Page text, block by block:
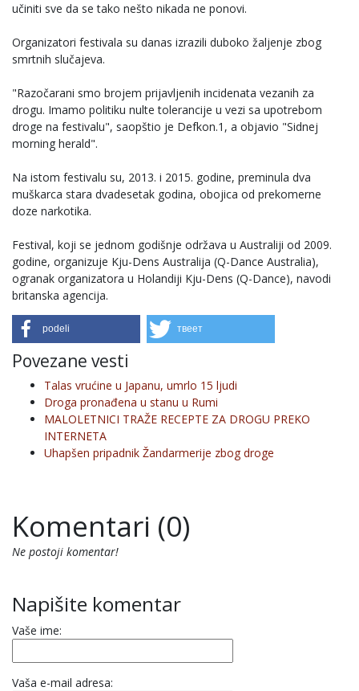
učiniti sve da se tako nešto nikada ne ponovi.
Organizatori festivala su danas izrazili duboko žaljenje zbog
smrtnih slučajeva.
"Razočarani smo brojem prijavljenih incidenata vezanih za
drogu. Imamo politiku nulte tolerancije u vezi sa upotrebom
droge na festivalu", saopštio je Defkon.1, a objavio "Sidnej
morning herald".
Na istom festivalu su, 2013. i 2015. godine, preminula dva
muškarca stara dvadesetak godina, obojica od prekomerne
doze narkotika.
Festival, koji se jednom godišnje održava u Australiji od 2009.
godine, organizuje Kju-Dens Australija (Q-Dance Australia),
ogranak organizatora u Holandiji Kju-Dens (Q-Dance), navodi
britanska agencija.
podeli твеет
Povezane vesti
Talas vrućine u Japanu, umrlo 15 ljudi
Droga pronađena u stanu u Rumi
MALOLETNICI TRAŽE RECEPTE ZA DROGU PREKO
INTERNETA
Uhapšen pripadnik Žandarmerije zbog droge
Komentari (0)
Ne postoji komentar!
Napišite komentar
Vaše ime:
Vaša e-mail adresa: